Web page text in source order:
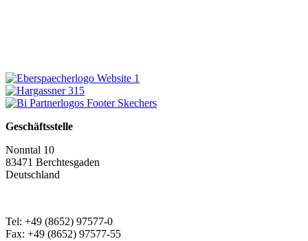
Geschäftsstelle
Nonntal 10
83471 Berchtesgaden
Deutschland
Tel: +49 (8652) 97577-0
Fax: +49 (8652) 97577-55